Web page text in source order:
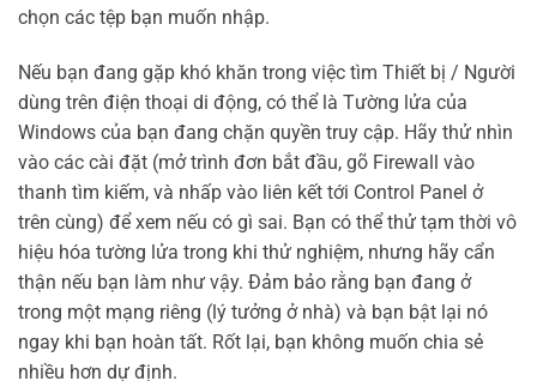
chọn các tệp bạn muốn nhập.
Nếu bạn đang gặp khó khăn trong việc tìm Thiết bị / Người
dùng trên điện thoại di động, có thể là Tường lửa của
Windows của bạn đang chặn quyền truy cập. Hãy thử nhìn
vào các cài đặt (mở trình đơn bắt đầu, gõ Firewall vào
thanh tìm kiếm, và nhấp vào liên kết tới Control Panel ở
trên cùng) để xem nếu có gì sai. Bạn có thể thử tạm thời vô
hiệu hóa tường lửa trong khi thử nghiệm, nhưng hãy cẩn
thận nếu bạn làm như vậy. Đảm bảo rằng bạn đang ở
trong một mạng riêng (lý tưởng ở nhà) và bạn bật lại nó
ngay khi bạn hoàn tất. Rốt lại, bạn không muốn chia sẻ
nhiều hơn dự định.